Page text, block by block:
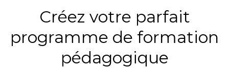
Créez votre parfait
programme de formation
pédagogique